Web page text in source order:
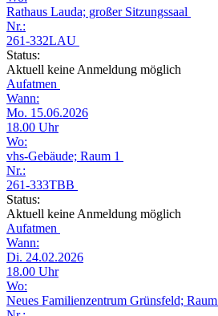
Rathaus Lauda; großer Sitzungssaal
Nr.:
261-332LAU
Status:
Aktuell keine Anmeldung möglich
Aufatmen
Wann:
Mo. 15.06.2026
18.00 Uhr
Wo:
vhs-Gebäude; Raum 1
Nr.:
261-333TBB
Status:
Aktuell keine Anmeldung möglich
Aufatmen
Wann:
Di. 24.02.2026
18.00 Uhr
Wo:
Neues Familienzentrum Grünsfeld; Raum